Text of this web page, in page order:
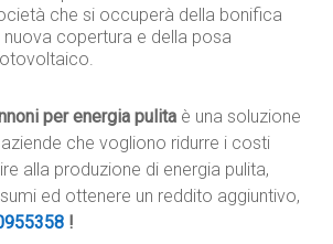
che si occuperà della bonifica
nuova copertura e della posa
per energia pulita è una soluzione
che vogliono ridurre i costi
alla produzione di energia pulita,
ed ottenere un reddito aggiuntivo,
!